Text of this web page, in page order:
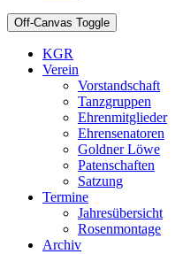
Off-Canvas Toggle
KGR
Verein
Vorstandschaft
Tanzgruppen
Ehrenmitglieder
Ehrensenatoren
Goldner Löwe
Patenschaften
Satzung
Termine
Jahresübersicht
Rosenmontage
Archiv